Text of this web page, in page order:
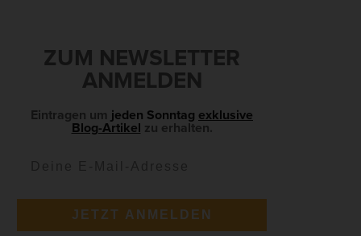
ZUM NEWSLETTER
ANMELDEN
Eintragen um jeden Sonntag exklusive
Blog-Artikel
zu erhalten.
JETZT ANMELDEN
Anonyme Statistiken